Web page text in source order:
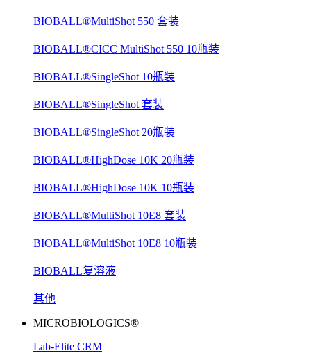
BIOBALL®MultiShot 550 套装
BIOBALL®CICC MultiShot 550 10瓶装
BIOBALL®SingleShot 10瓶装
BIOBALL®SingleShot 套装
BIOBALL®SingleShot 20瓶装
BIOBALL®HighDose 10K 20瓶装
BIOBALL®HighDose 10K 10瓶装
BIOBALL®MultiShot 10E8 套装
BIOBALL®MultiShot 10E8 10瓶装
BIOBALL复溶液
其他
MICROBIOLOGICS®
Lab-Elite CRM